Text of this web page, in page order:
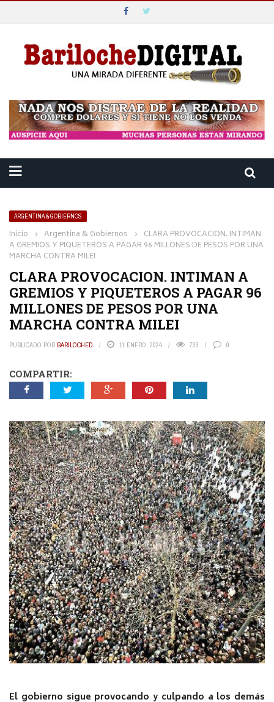
ARGENTINA & GOBIERNOS
Inicio › Argentina & Gobiernos › CLARA PROVOCACION. INTIMAN
A GREMIOS Y PIQUETEROS A PAGAR 96 MILLONES DE PESOS POR UNA
MARCHA CONTRA MILEI
CLARA PROVOCACION. INTIMAN A
GREMIOS Y PIQUETEROS A PAGAR 96
MILLONES DE PESOS POR UNA
MARCHA CONTRA MILEI
PUBLICADO POR BARILOCHED 11 ENERO, 2024 733 0
COMPARTIR:
El gobierno sigue provocando y culpando a los demás